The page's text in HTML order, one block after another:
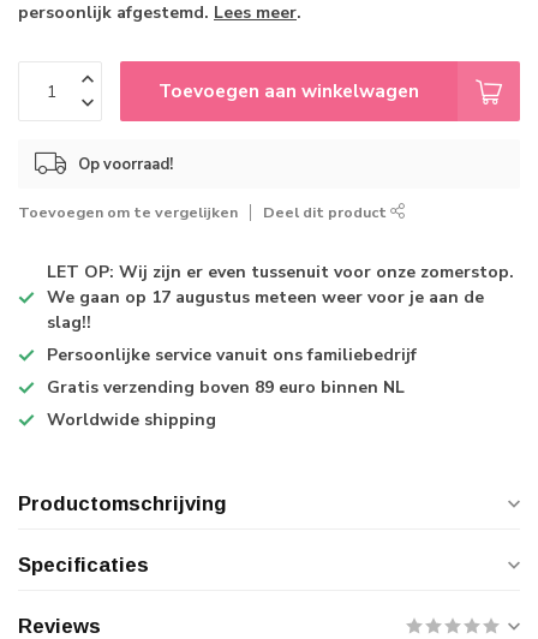
persoonlijk afgestemd. Lees meer.
Toevoegen aan winkelwagen
Op voorraad!
Toevoegen om te vergelijken Deel dit product
LET OP: Wij zijn er even tussenuit voor onze zomerstop.
We gaan op 17 augustus meteen weer voor je aan de
slag!!
Persoonlijke service vanuit ons familiebedrijf
Gratis verzending boven 89 euro binnen NL
Worldwide shipping
Productomschrijving
Specificaties
Reviews